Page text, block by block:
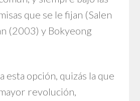
que se le fijan (Salen
(2003) y Bokyeong
esta opción, quizás la que
revolución,